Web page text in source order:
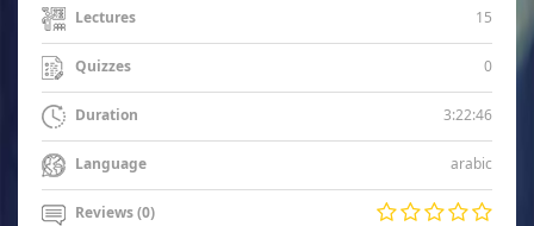
Lectures 15
Quizzes 0
Duration 3:22:46
Language arabic
Reviews (0)